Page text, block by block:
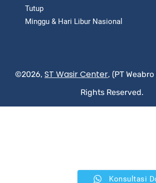
Tutup
Minggu & Hari Libur Nasional
©2026, ST Wasir Center, (PT
Rights Reserved.
Konsultasi